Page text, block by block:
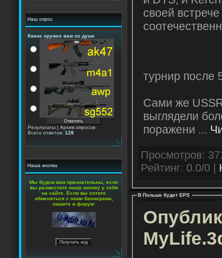
Наш опрос
Какое оружее вам по душе
Результаты | Архив опросов
Всего ответов: 128
Наша кнопка
Мы будем вам признательны, если
вы разместите нашу кнопку у себя
на сайте. Если вы хотите
обменяться с нами баннерами,
пишите в форум:
своей
турнир после
Сами же
выглядели
поражени ...
Рейтинг: 0.0/0 |
В Польше будет EPS: